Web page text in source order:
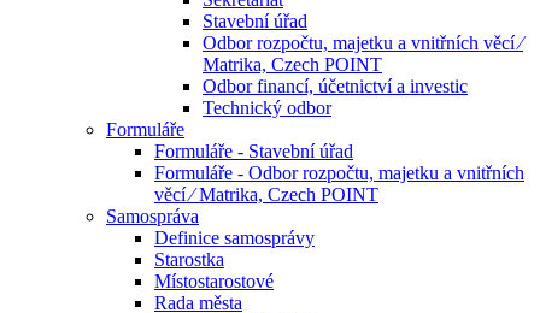
Stavební úřad
Odbor rozpočtu, majetku a vnitřních věcí ⁄
Matrika, Czech POINT
Odbor financí, účetnictví a investic
Technický odbor
Formuláře
Formuláře - Stavební úřad
Formuláře - Odbor rozpočtu, majetku a vnitřních
věcí ⁄ Matrika, Czech POINT
Samospráva
Definice samosprávy
Starostka
Místostarostové
Rada města